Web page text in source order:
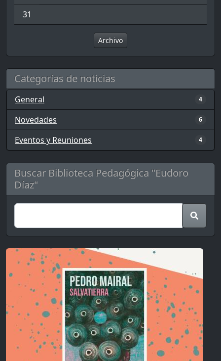
31
Archivo
Categorías de noticias
General 4
Novedades 6
Eventos y Reuniones 4
Buscar Biblioteca Pedagógica "Eudoro
Díaz"